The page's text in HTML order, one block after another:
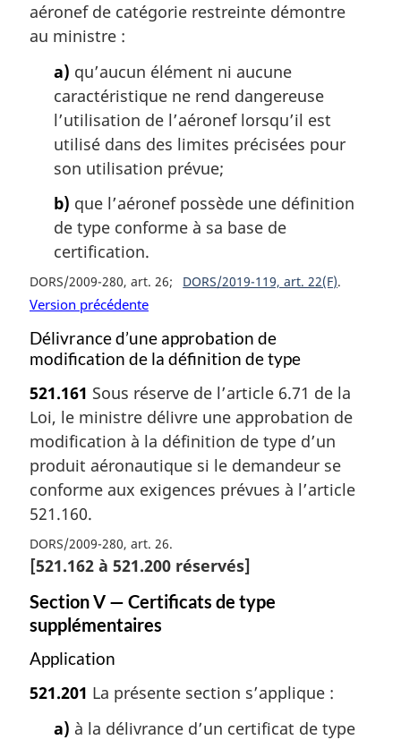
aéronef de catégorie restreinte démontre
au ministre :
a) qu’aucun élément ni aucune
caractéristique ne rend dangereuse
l’utilisation de l’aéronef lorsqu’il est
utilisé dans des limites précisées pour
son utilisation prévue;
b) que l’aéronef possède une définition
de type conforme à sa base de
certification.
DORS/2009-280, art. 26 DORS/2019-119, art. 22(F)
Version précédente
Délivrance d’une approbation de
modification de la définition de type
521.161 Sous réserve de l’article 6.71 de la
Loi, le ministre délivre une approbation de
modification à la définition de type d’un
produit aéronautique si le demandeur se
conforme aux exigences prévues à l’article
521.160.
DORS/2009-280, art. 26
[521.162 à 521.200 réservés]
Section V — Certificats de type
supplémentaires
Application
521.201 La présente section s’applique :
a) à la délivrance d’un certificat de type